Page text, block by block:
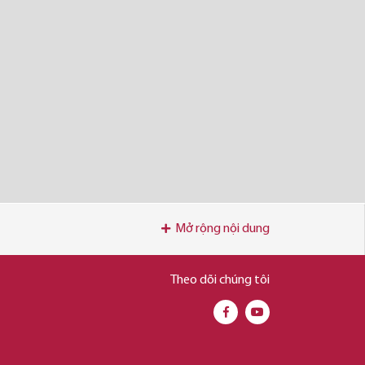
Mở rộng nội dung
Theo dõi chúng tôi